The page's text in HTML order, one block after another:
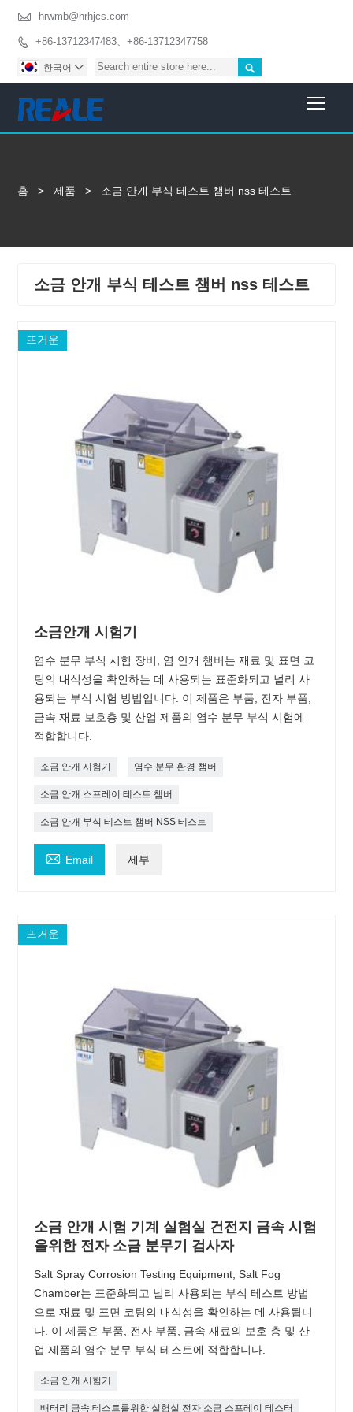
 hrwmb@hrhjcs.com
 +86-13712347483、+86-13712347758

한국어 
홈 > 제품 > 소금 안개 부식 테스트 챔버 nss 테스트
소금 안개 부식 테스트 챔버 nss 테스트
뜨거운
소금안개 시험기
염수 분무 부식 시험 장비, 염 안개 챔버는 재료 및 표면 코
팅의 내식성을 확인하는 데 사용되는 표준화되고 널리 사
용되는 부식 시험 방법입니다. 이 제품은 부품, 전자 부품,
금속 재료 보호층 및 산업 제품의 염수 분무 부식 시험에
적합합니다.
소금 안개 시험기 염수 분무 환경 챔버
소금 안개 스프레이 테스트 챔버
소금 안개 부식 테스트 챔버 NSS 테스트
 Email 세부
뜨거운
소금 안개 시험 기계 실험실 건전지 금속 시험
을위한 전자 소금 분무기 검사자
Salt Spray Corrosion Testing Equipment, Salt Fog
Chamber는 표준화되고 널리 사용되는 부식 테스트 방법
으로 재료 및 표면 코팅의 내식성을 확인하는 데 사용됩니
다. 이 제품은 부품, 전자 부품, 금속 재료의 보호 층 및 산
업 제품의 염수 분무 부식 테스트에 적합합니다.
소금 안개 시험기
배터리 금속 테스트를위한 실험실 전자 소금 스프레이 테스터